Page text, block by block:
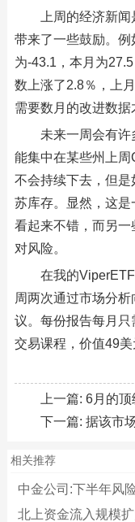
上周的经济新
带来了一些鼓励。
为-43.1，本月为
数上涨了2.8％，上
需要数月的改进数据
未来一周会有
能集中在某些州上
不会持续下去，但
苏库存。显然，这
看起来不错，而另
对风险。
在我的
周两次通过市场分
议。每份报告每月
交易课程，价值49美
上一篇: 6月的顶
下一篇: 据该市
相关推荐
中金公司:下半年风
北上资金流入规模